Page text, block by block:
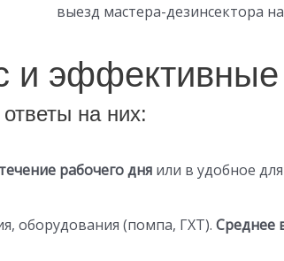
выезд мастера-дезинсектора
и
на них:
рабочего дня или в удобное
оборудования (помпа, ГХТ). Среднее